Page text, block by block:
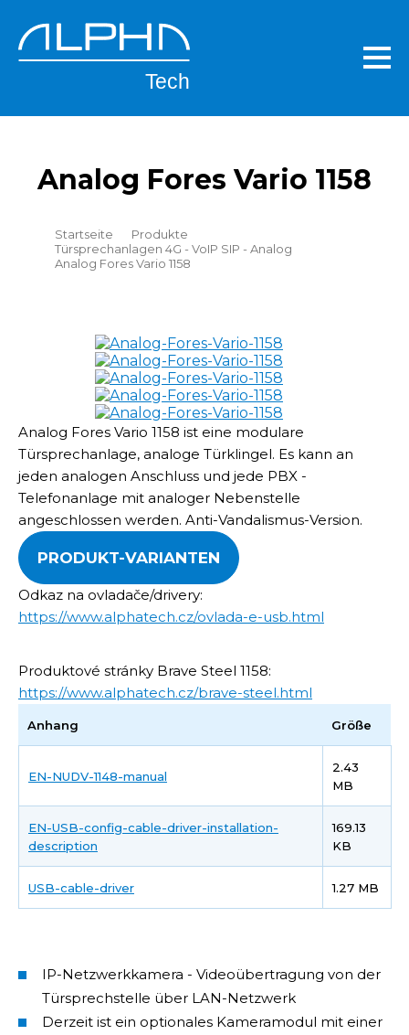
main
content
Analog Fores Vario 1158
Breadcrumb
Startseite
Produkte
Türsprechanlagen 4G - VoIP SIP - Analog
Analog Fores Vario 1158
Analog Fores Vario 1158 ist eine modulare
Türsprechanlage, analoge Türklingel. Es kann an
jeden analogen Anschluss und jede PBX -
Telefonanlage mit analoger Nebenstelle
angeschlossen werden. Anti-Vandalismus-Version.
PRODUKT-VARIANTEN
Odkaz na ovladače/drivery:
https://www.alphatech.cz/ovlada-e-usb.html
Produktové stránky Brave Steel 1158:
https://www.alphatech.cz/brave-steel.html
Anhang Größe
EN-NUDV-1148-manual
2.43
MB
EN-USB-config-cable-driver-installation-
description
169.13
KB
USB-cable-driver 1.27 MB
IP-Netzwerkkamera - Videoübertragung von der
Türsprechstelle über LAN-Netzwerk
Derzeit ist ein optionales Kameramodul mit einer